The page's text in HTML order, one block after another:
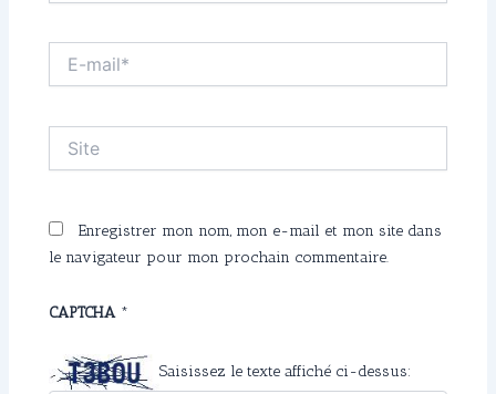
mail*
Enregistrer mon nom, mon e-mail et mon site dans
le navigateur pour mon prochain commentaire.
CAPTCHA *
Saisissez le texte affiché ci-dessus: